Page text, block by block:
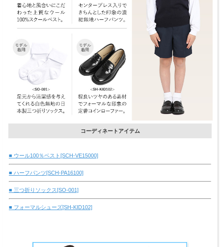
コーディネートアイテム
■ ウール100％ベスト[SCH-VE15000]
■ ハーフパンツ[SCH-PA16100]
■ 三つ折りソックス[SO-001]
■ フォーマルシューズ[SH-KID102]